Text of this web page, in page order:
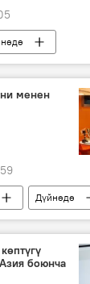
Казакстан
менен
Дүйнөдө
Латвия
боюнча